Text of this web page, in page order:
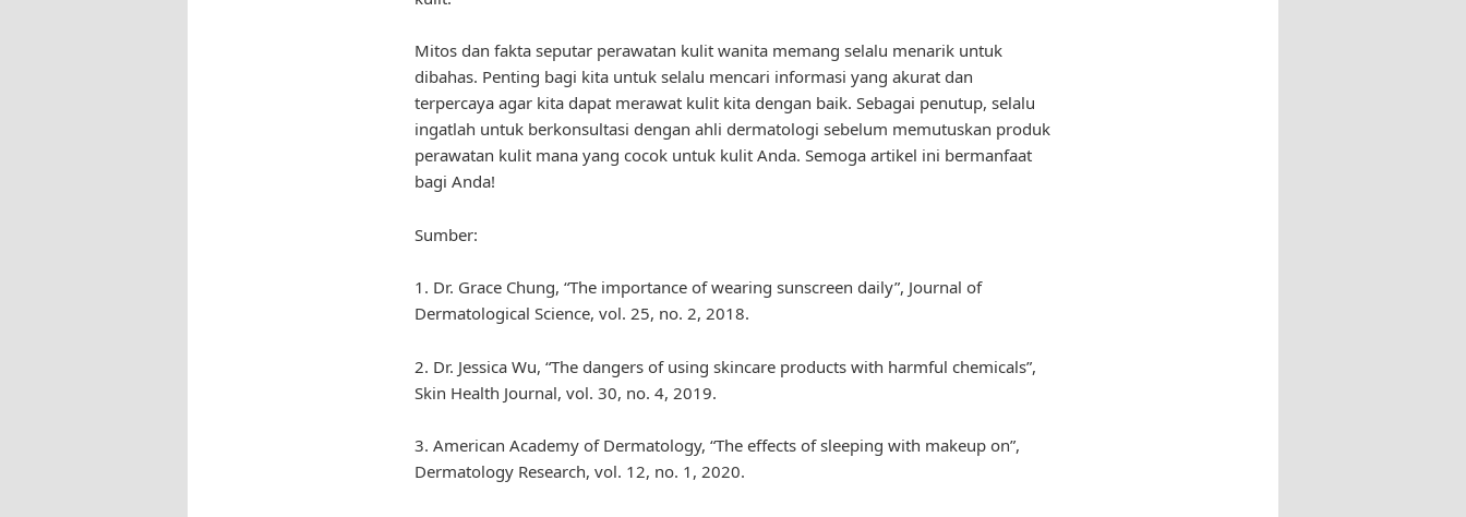
Mitos dan fakta seputar perawatan kulit wanita memang selalu menarik untuk
dibahas. Penting bagi kita untuk selalu mencari informasi yang akurat dan
terpercaya agar kita dapat merawat kulit kita dengan baik. Sebagai penutup, selalu
ingatlah untuk berkonsultasi dengan ahli dermatologi sebelum memutuskan produk
perawatan kulit mana yang cocok untuk kulit Anda. Semoga artikel ini bermanfaat
bagi Anda!
Sumber:
1. Dr. Grace Chung, “The importance of wearing sunscreen daily”, Journal of
Dermatological Science, vol. 25, no. 2, 2018.
2. Dr. Jessica Wu, “The dangers of using skincare products with harmful chemicals”,
Skin Health Journal, vol. 30, no. 4, 2019.
3. American Academy of Dermatology, “The effects of sleeping with makeup on”,
Dermatology Research, vol. 12, no. 1, 2020.